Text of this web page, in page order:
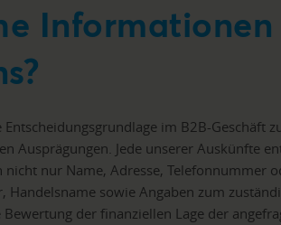
Entscheidungsgrundlage im B2B-Geschäft
Ausprägungen. Jede unserer Auskünfte
nicht nur Name, Adresse, Telefonnummer
Handelsname sowie Angaben zum
Bewertung der finanziellen Lage der